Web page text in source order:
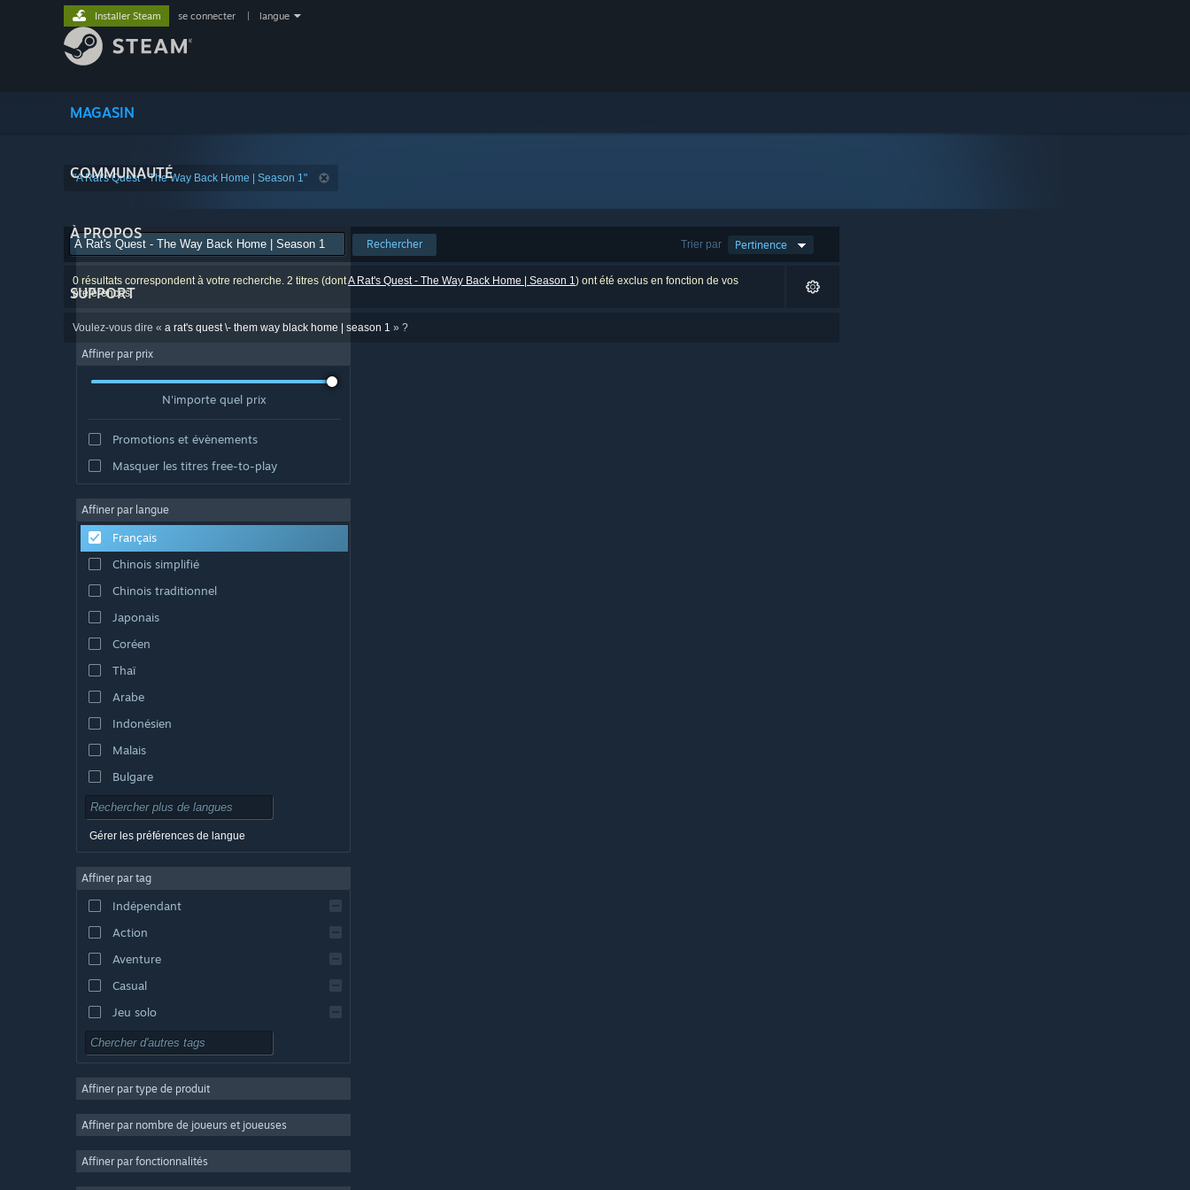
MAGASIN
COMMUNAUTÉ
À PROPOS
SUPPORT
Installer Steam se connecter langue
"A Rat's Quest - The Way Back Home | Season 1"
Trier par Pertinence
Rechercher
0 résultats correspondent à votre recherche. 2 titres (dontA Rat's Quest - The Way Back Home | Season 1) ont été exclus en fonction de vos
préférences.
Voulez-vous dire « a rat's quest \- them way black home | season 1 » ?
Affiner par prix
N'importe quel prix
Promotions et évènements
Masquer les titres free-to-play
Affiner par langue
Français
Chinois simplifié
Chinois traditionnel
Japonais
Coréen
Thaï
Arabe
Indonésien
Malais
Bulgare
Tchèque
Danois
Anglais
Espagnol - Espagne
Espagnol - Amérique latine
Gérer les préférences de langue
Affiner par tag
Indépendant
Action
Aventure
Casual
Jeu solo
Simulation
Stratégie
3D
Affiner par type de produit
Affiner par nombre de joueurs et joueuses
Affiner par fonctionnalités